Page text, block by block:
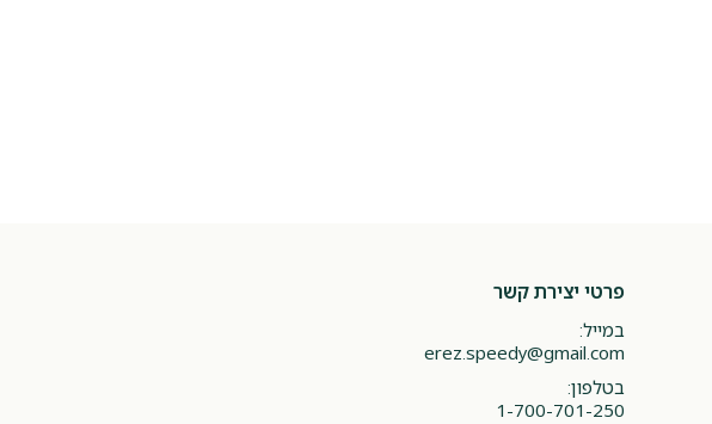
פרטי יצירת קשר
במייל:
erez.speedy@gmail.com
בטלפון:
1-700-701-250